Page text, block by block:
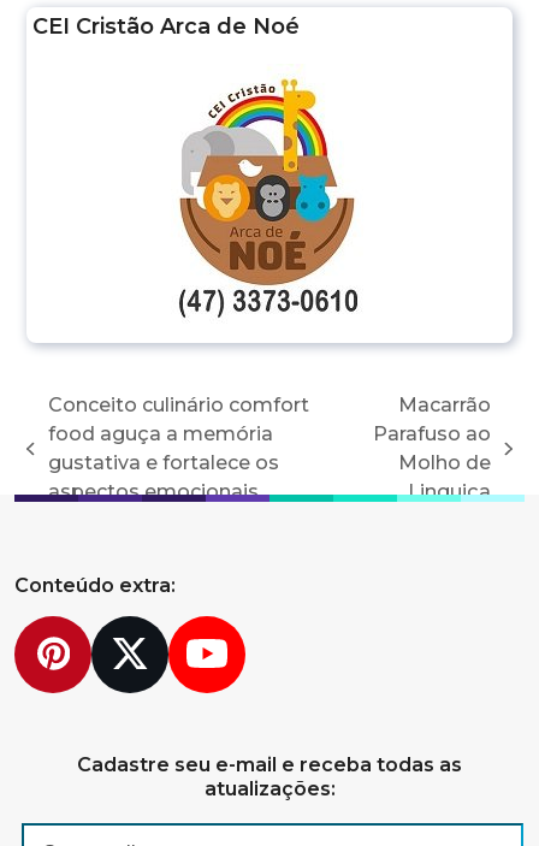
CEI Cristão Arca de Noé
previous
post:
Conceito culinário comfort
food aguça a memória
gustativa e fortalece os
aspectos emocionais
next
post:
Macarrão
Parafuso ao
Molho de
Linguiça
Conteúdo extra:
Pinterest
TwitterYouTube
Cadastre seu e-mail e receba todas as
atualizações: